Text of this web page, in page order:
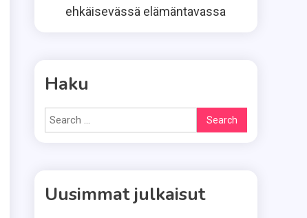
ehkäisevässä elämäntavassa
Haku
Search
for:
Uusimmat julkaisut